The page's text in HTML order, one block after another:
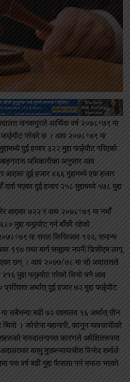
जनकपुरले आर्थिक वर्ष २०७८÷७९ मा
फर्छ्याैट गरेको छ । आव २०७८÷७९ मा
दुई हजार ३२२ मुद्दा फर्छ्याैट गरिएको
अधिकारीका अनुसार आव
आएका दुई हजार ४६६ मुद्दामध्ये एक हजार
भएका दुई हजार २५८ मुद्दामध्ये ५७८ मुद्दा
आएका ७२२ र आव २०७८÷७९ मा नयाँ
मुद्दा फछ्र्योट गर्न बाँकी रहेको
मा सरल किसिमका १२२, समान्य
९९७ तथा मार्ग समूहमा नपर्ने/डिसीएम लागू
भएका छन् । आव २०७७/७८ मा सो अदालतले
मुद्दा फछ्र्योट गरेको थियो भने आव
अर्थात् दुई हजार ७२ मुद्दा फर्छ्याैट
बढी ७२ दशमलव ९६ अर्थात् तीन
। कोरोना महामारी, कानुन व्यवसायीको
सरुवालगायत कारणले अपेक्षितरूपमा
कामु मुख्यन्यायाधीश विनोद शर्माले
यस वर्ष बढी मुद्दा फैसला गर्न सफल भएको